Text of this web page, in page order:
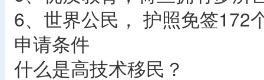
6、世界公民， 护照免签172
申请条件
什么是高技术移民？